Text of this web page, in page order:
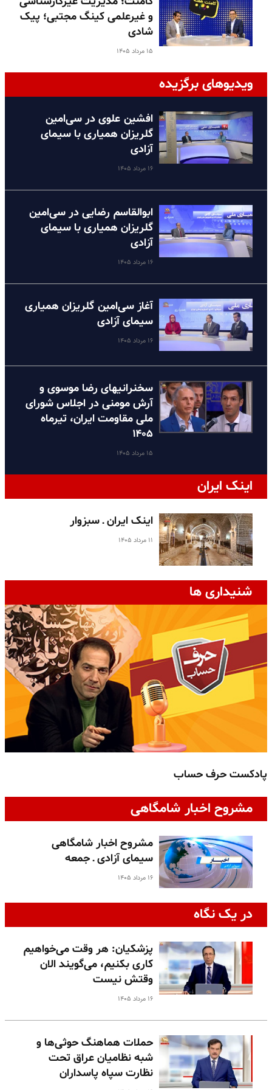
و غیرعلمی کینگ مجتبی؛ پیک
شادی
۱۵ مرداد ۱۴۰۵
ویدیوهای برگزیده
افشین علوی در سی‌امین
گلریزان همیاری با سیمای
آزادی
۱۶ مرداد ۱۴۰۵
ابوالقاسم رضایی در سی‌امین
گلریزان همیاری با سیمای
آزادی
۱۶ مرداد ۱۴۰۵
آغاز سی‌امین گلریزان همیاری
سیمای آزادی
۱۶ مرداد ۱۴۰۵
سخنرانیهای رضا موسوی و
آرش مومنی در اجلاس شورای
ملی مقاومت ایران، تیرماه
۱۴۰۵
۱۵ مرداد ۱۴۰۵
اینک ایران
اینک ایران ـ سبزوار
۱۱ مرداد ۱۴۰۵
شنیداری ها
پادکست حرف حساب
مشروح اخبار شامگاهی
مشروح اخبار شامگاهی
سیمای آزادی ـ جمعه
۱۶ مرداد ۱۴۰۵
در یک نگاه
پزشکیان: هر وقت می‌خواهیم
کاری بکنیم، می‌گویند الان
وقتش نیست
۱۶ مرداد ۱۴۰۵
حملات هماهنگ حوثی‌ها و
شبه نظامیان عراق تحت
نظارت سپاه پاسداران